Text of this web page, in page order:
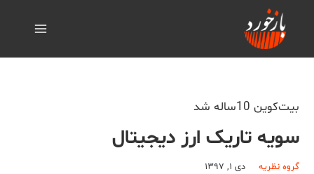
بیت‌کوین 10ساله شد
سویه تاریک ارز دیجیتال
گروه نظریه دی ۱, ۱۳۹۷